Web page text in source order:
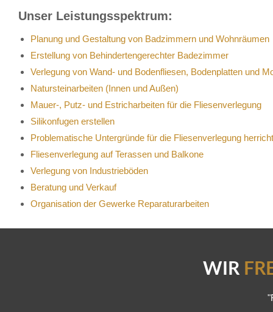
Unser Leistungsspektrum:
Planung und Gestaltung von Badzimmern und Wohnräumen
Erstellung von Behindertengerechter Badezimmer
Verlegung von Wand- und Bodenfliesen, Bodenplatten und
Natursteinarbeiten (Innen und Außen)
Mauer-, Putz- und Estricharbeiten für die Fliesenverlegung
Silikonfugen erstellen
Problematische Untergründe für die Fliesenverlegung
Fliesenverlegung auf Terassen und Balkone
Verlegung von Industrieböden
Beratung und Verkauf
Organisation der Gewerke Reparaturarbeiten
WIR